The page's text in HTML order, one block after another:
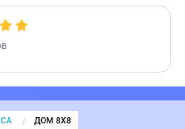
CURRENT:
ДОМ 8Х8